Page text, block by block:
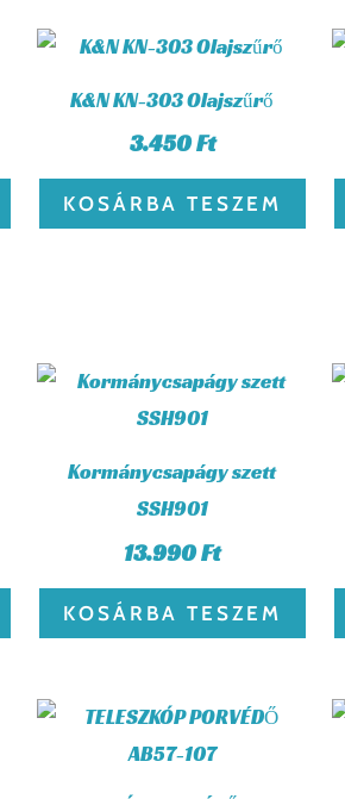
K&N KN-303 Olajszűrő
3.450Ft
KOSÁRBA TESZEM
Kormánycsapágy szett
SSH901
13.990Ft
KOSÁRBA TESZEM